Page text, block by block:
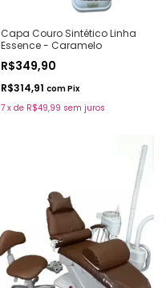
Capa Couro Sintético Linha
Essence - Caramelo
R$349,90
R$314,91 comPix
7 x de R$49,99 sem juros